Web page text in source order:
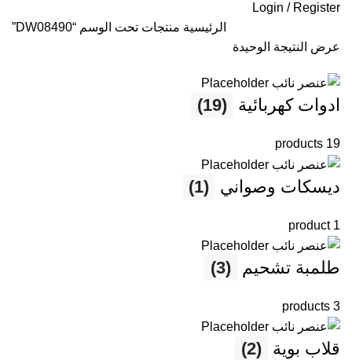
Login / Register
الرئيسية منتجات تحت الوسم “DW08490”
عرض النتيجة الوحيدة
ادوات كهربائية (19)
19 products
ديسكات وصواني (1)
1 product
طلمبة تشحيم (3)
3 products
قلاب بوية (2)